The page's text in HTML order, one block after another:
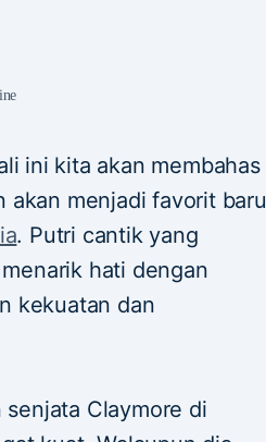
ini kita akan membahas
akan menjadi favorit baru
. Putri cantik yang
hati dengan
kekuatan dan
Claymore di